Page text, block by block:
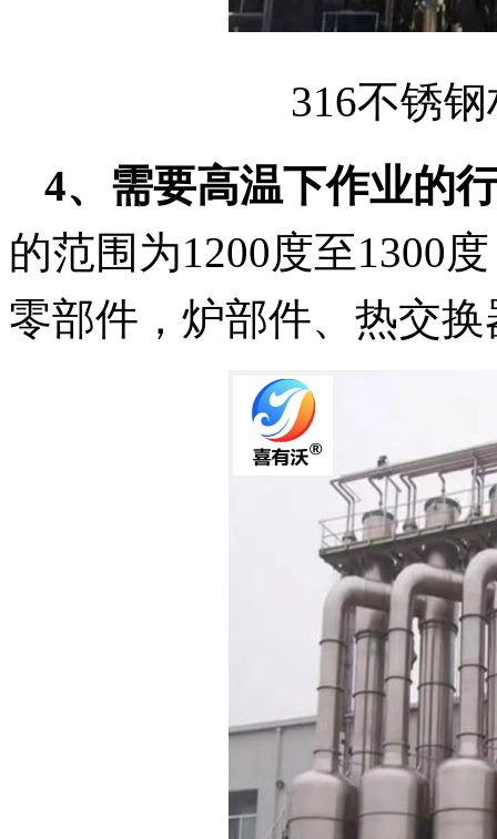
316不锈
4、 需要高温下作业的
的范围为1200度至1300
零部件，炉部件、热交